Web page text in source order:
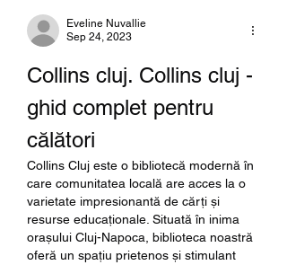
Eveline Nuvallie
Sep 24, 2023
Collins cluj. Collins cluj -
ghid complet pentru
călători
Collins Cluj este o bibliotecă modernă în
care comunitatea locală are acces la o
varietate impresionantă de cărți și
resurse educaționale. Situată în inima
orașului Cluj-Napoca, biblioteca noastră
oferă un spațiu prietenos și stimulant